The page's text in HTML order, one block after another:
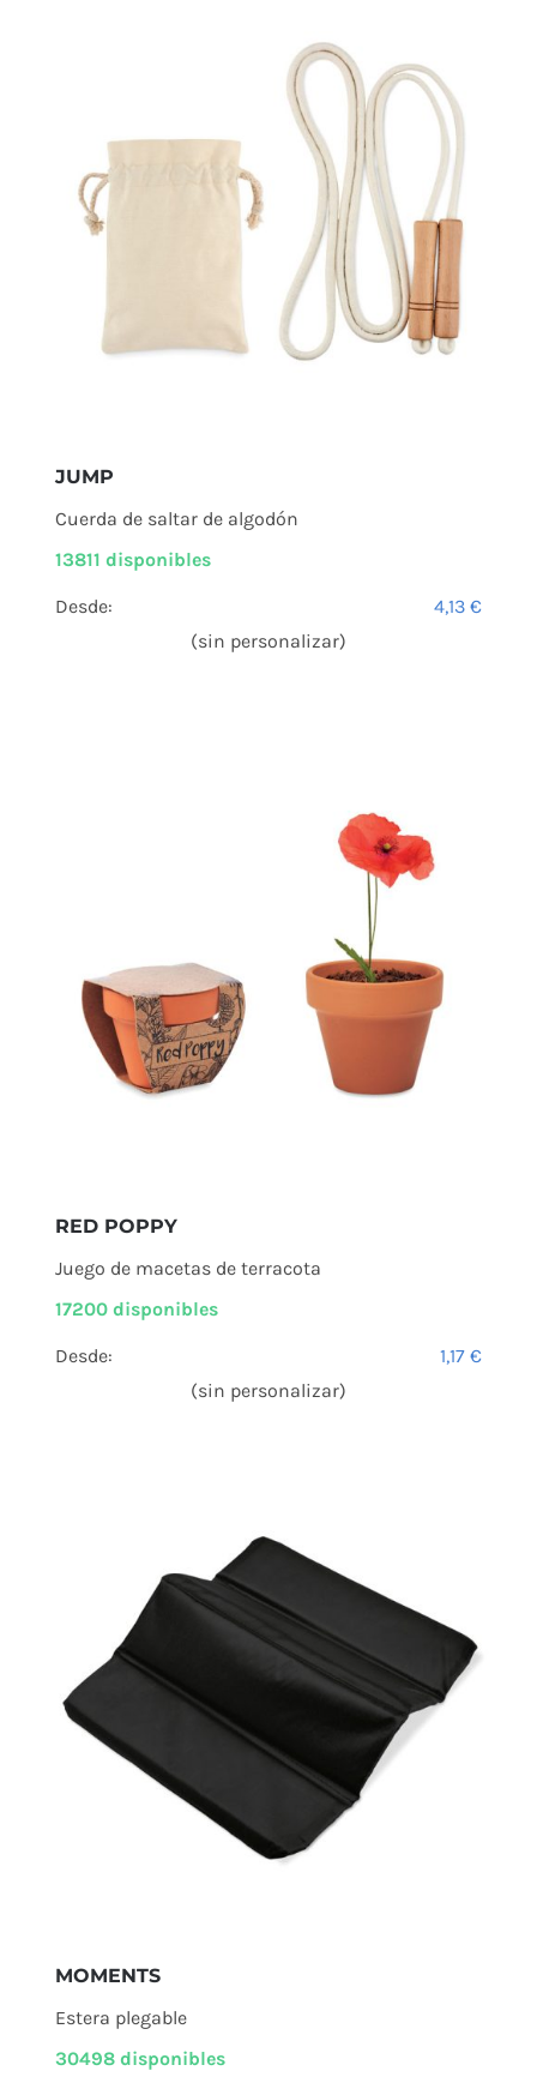
JUMP
Cuerda de saltar de algodón
13811 disponibles
Desde: 4,13€
(sin personalizar)
RED POPPY
Juego de macetas de terracota
17200 disponibles
Desde: 1,17€
(sin personalizar)
MOMENTS
Estera plegable
30498 disponibles